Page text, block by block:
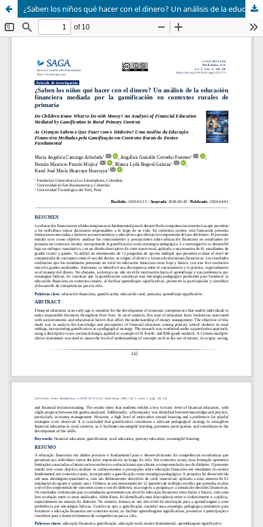
¿Saben los niños qué hacer con el dinero? Un análisis de la educación financiera mediada por la gamificación en contextos rurales de primaria